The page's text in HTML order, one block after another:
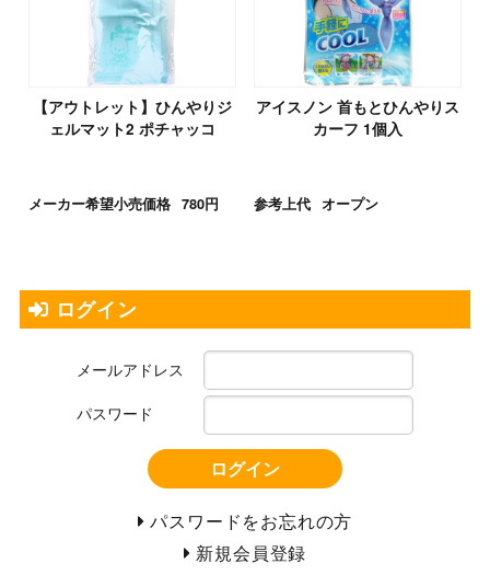
【アウトレット】ひんやりジ
ェルマット2 ポチャッコ
メーカー希望小売価格 780円
アイスノン 首もとひんやりス
カーフ 1個入
参考上代 オープン
ログイン
メールアドレス
パスワード
ログイン
パスワードをお忘れの方
新規会員登録